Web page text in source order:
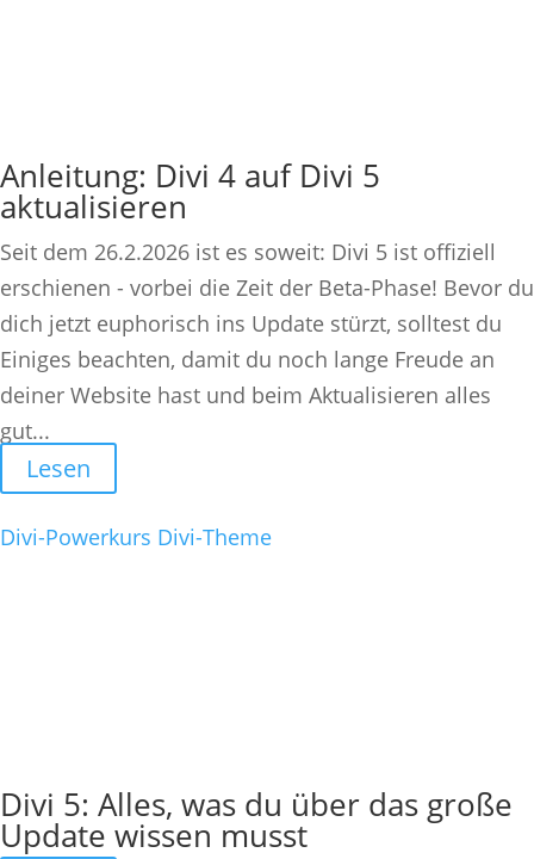
Anleitung: Divi 4 auf Divi 5
aktualisieren
Seit dem 26.2.2026 ist es soweit: Divi 5 ist offiziell
erschienen - vorbei die Zeit der Beta-Phase! Bevor du
dich jetzt euphorisch ins Update stürzt, solltest du
Einiges beachten, damit du noch lange Freude an
deiner Website hast und beim Aktualisieren alles
gut...
Lesen
Divi-Powerkurs Divi-Theme
Divi 5: Alles, was du über das große
Update wissen musst